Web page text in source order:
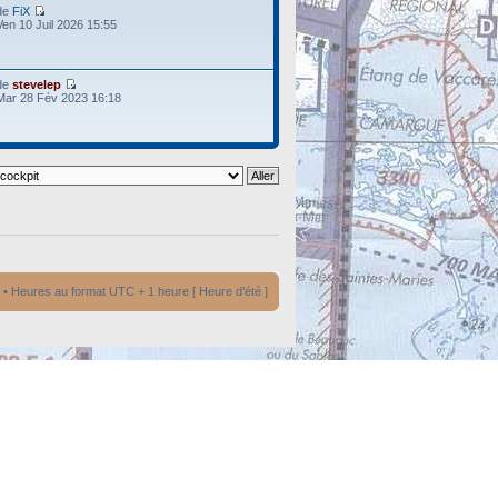
FiX
10 Juil 2026 15:55
stevelep
28 Fév 2023 16:18
• Heures au format UTC + 1 heure [ Heure d’été ]